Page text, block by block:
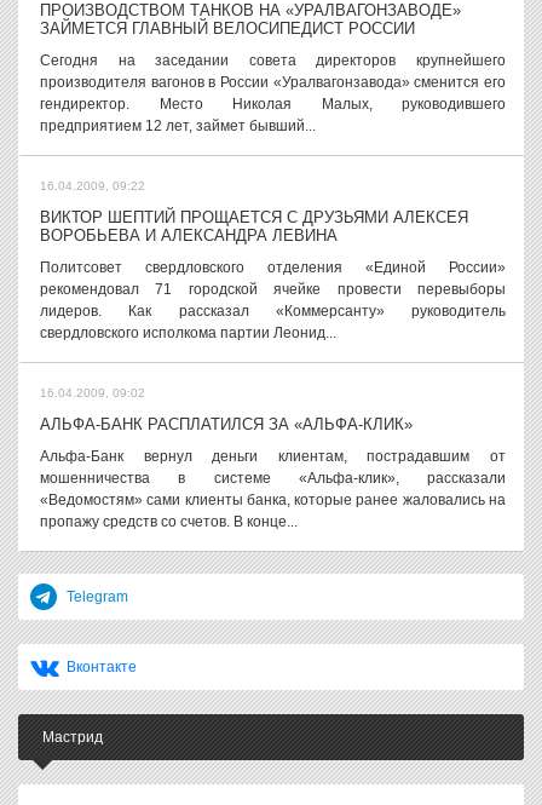
ПРОИЗВОДСТВОМ ТАНКОВ НА «УРАЛВАГОНЗАВОДЕ»
ЗАЙМЕТСЯ ГЛАВНЫЙ ВЕЛОСИПЕДИСТ РОССИИ
Сегодня на заседании совета директоров крупнейшего
производителя вагонов в России «Уралвагонзавода» сменится его
гендиректор. Место Николая Малых, руководившего
предприятием 12 лет, займет бывший...
16.04.2009, 09:22
ВИКТОР ШЕПТИЙ ПРОЩАЕТСЯ С ДРУЗЬЯМИ АЛЕКСЕЯ
ВОРОБЬЕВА И АЛЕКСАНДРА ЛЕВИНА
Политсовет свердловского отделения «Единой России»
рекомендовал 71 городской ячейке провести перевыборы
лидеров. Как рассказал «Коммерсанту» руководитель
свердловского исполкома партии Леонид...
16.04.2009, 09:02
АЛЬФА-БАНК РАСПЛАТИЛСЯ ЗА «АЛЬФА-КЛИК»
Альфа-Банк вернул деньги клиентам, пострадавшим от
мошенничества в системе «Альфа-клик», рассказали
«Ведомостям» сами клиенты банка, которые ранее жаловались на
пропажу средств со счетов. В конце...
Telegram
Вконтакте
Мастрид